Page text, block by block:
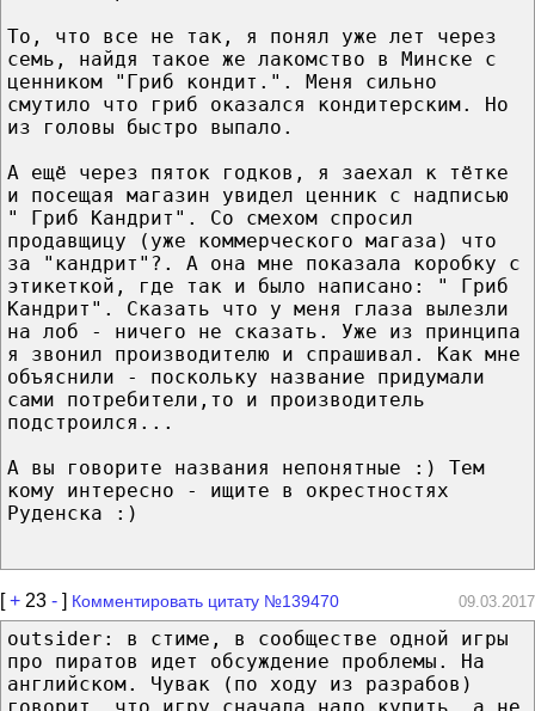
То, что все не так, я понял уже лет через
семь, найдя такое же лакомство в Минске с
ценником "Гриб кондит.". Меня сильно
смутило что гриб оказался кондитерским. Но
из головы быстро выпало.
А ещё через пяток годков, я заехал к тётке
и посещая магазин увидел ценник с надписью
" Гриб Кандрит". Со смехом спросил
продавщицу (уже коммерческого магаза) что
за "кандрит"?. А она мне показала коробку с
этикеткой, где так и было написано: " Гриб
Кандрит". Сказать что у меня глаза вылезли
на лоб - ничего не сказать. Уже из принципа
я звонил производителю и спрашивал. Как мне
объяснили - поскольку название придумали
сами потребители,то и производитель
подстроился...
А вы говорите названия непонятные :) Тем
кому интересно - ищите в окрестностях
Руденска :)
[+ 23 - ] Комментировать цитату №139470 09.03.2017
outsider: в стиме, в сообществе одной игры
про пиратов идет обсуждение проблемы. На
английском. Чувак (по ходу из разрабов)
говорит, что игру сначала надо купить, а не